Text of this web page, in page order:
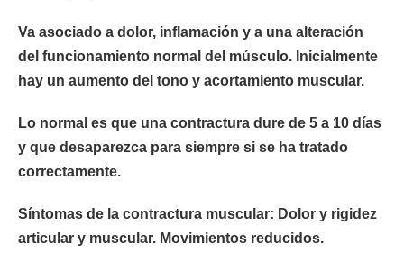
Va asociado a dolor, inflamación y a una alteración
del funcionamiento normal del músculo. Inicialmente
hay un aumento del tono y acortamiento muscular.
Lo normal es que una contractura dure de 5 a 10 días
y que desaparezca para siempre si se ha tratado
correctamente.
Síntomas de la contractura muscular: Dolor y rigidez
articular y muscular. Movimientos reducidos.